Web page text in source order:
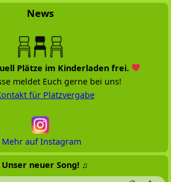
News
Plätze im Kinderladen frei.
meldet Euch gerne bei uns!
für Platzvergabe
Mehr auf Instagram
Unser neuer Song! ♫